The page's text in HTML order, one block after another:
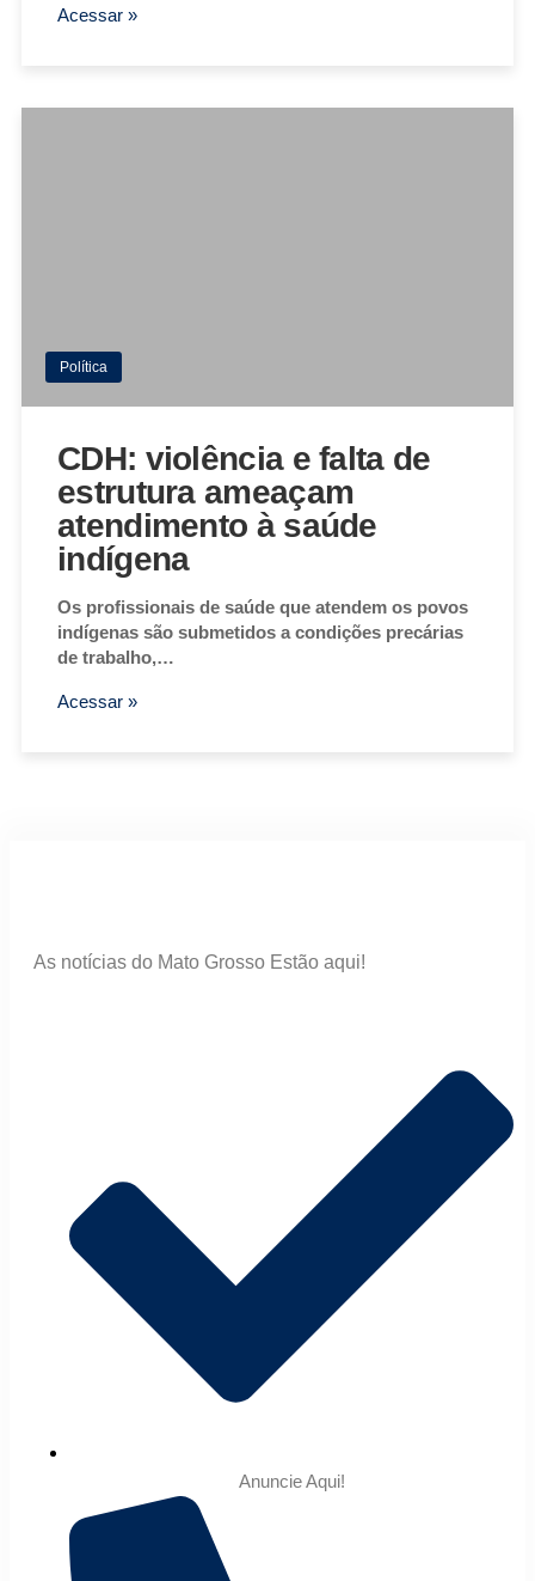
Acessar »
Política
CDH: violência e falta de
estrutura ameaçam
atendimento à saúde
indígena
Os profissionais de saúde que atendem os povos
indígenas são submetidos a condições precárias
de trabalho,…
Acessar »
As notícias do Mato Grosso Estão aqui!
Anuncie Aqui!